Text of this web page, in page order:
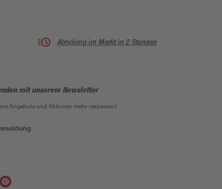
Abholung im Markt in 2 Stunden
mit unserem Newsletter
Angebote und Aktionen mehr verpassen!